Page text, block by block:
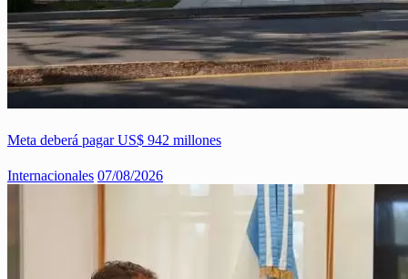
Meta deberá pagar US$ 942 millones
Internacionales 07/08/2026